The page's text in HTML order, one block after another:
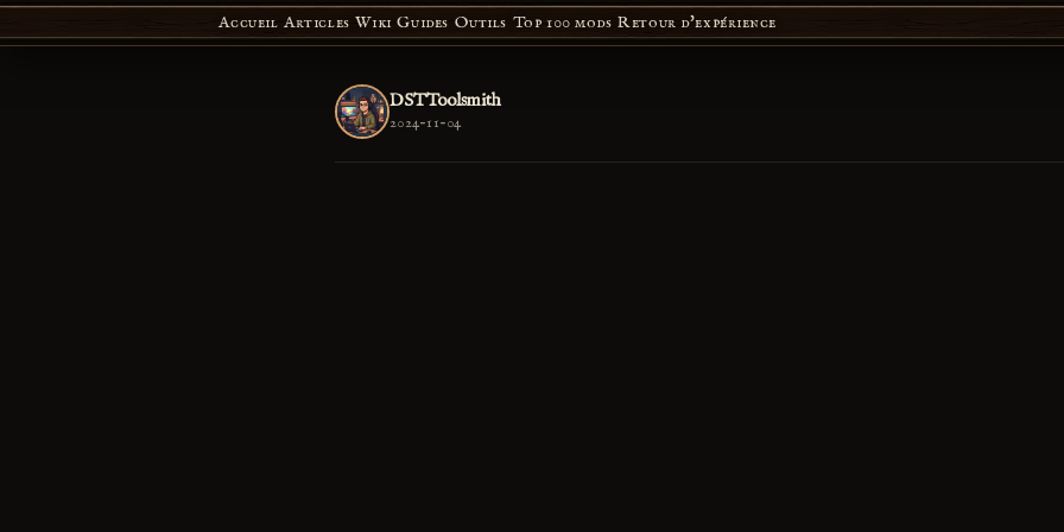
Accueil Articles Wiki Guides Outils Top 100 mods Retour d'expérience
DSTToolsmith
2024-11-04